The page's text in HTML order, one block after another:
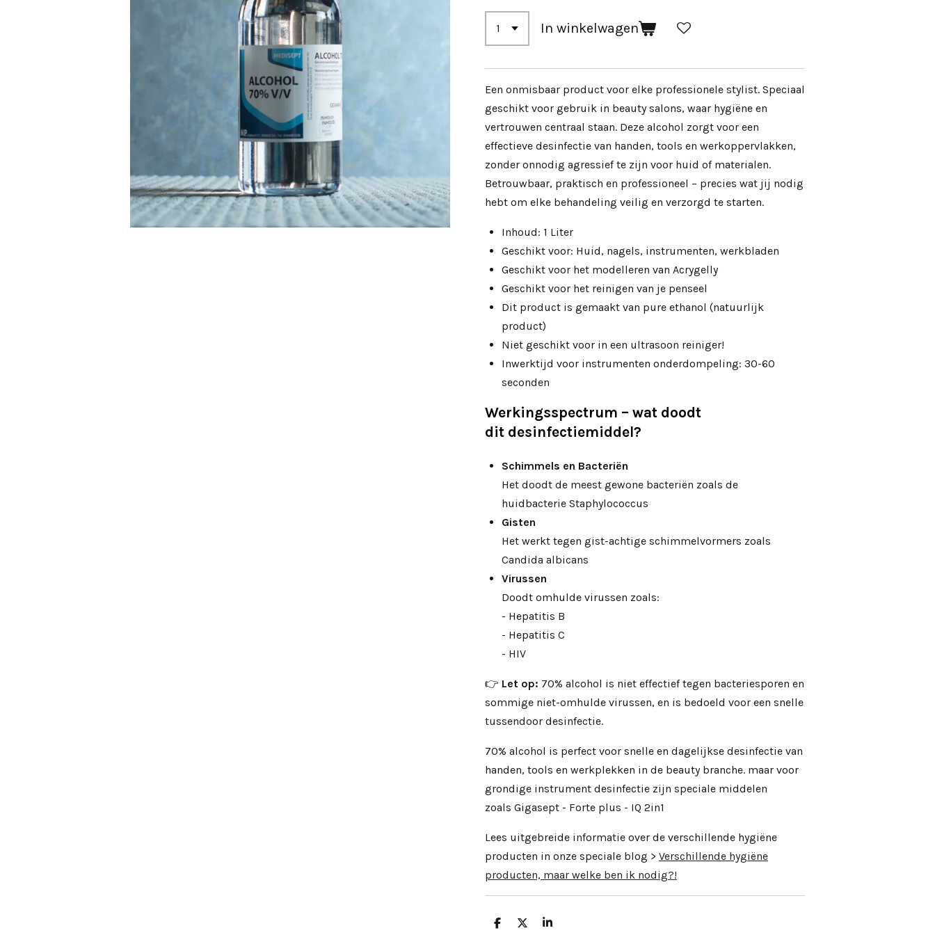
In winkelwagen
Een onmisbaar product voor elke professionele stylist. Speciaal
geschikt voor gebruik in beauty salons, waar hygiëne en
vertrouwen centraal staan. Deze alcohol zorgt voor een
effectieve desinfectie van handen, tools en werkoppervlakken,
zonder onnodig agressief te zijn voor huid of materialen.
Betrouwbaar, praktisch en professioneel – precies wat jij nodig
hebt om elke behandeling veilig en verzorgd te starten.
Inhoud: 1 Liter
Geschikt voor: Huid, nagels, instrumenten, werkbladen
Geschikt voor het modelleren van Acrygelly
Geschikt voor het reinigen van je penseel
Dit product is gemaakt van pure ethanol (natuurlijk
product)
Niet geschikt voor in een ultrasoon reiniger!
Inwerktijd voor instrumenten onderdompeling: 30-60
seconden
Werkingsspectrum – wat doodt
dit desinfectiemiddel?
Schimmels en Bacteriën
Het doodt de meest gewone bacteriën zoals de
huidbacterie Staphylococcus
Gisten
Het werkt tegen gist-achtige schimmelvormers zoals
Candida albicans
Virussen
Doodt omhulde virussen zoals:
- Hepatitis B
- Hepatitis C
- HIV
👉 Let op: 70% alcohol is niet effectief tegen bacteriesporen en
sommige niet-omhulde virussen, en is bedoeld voor een snelle
tussendoor desinfectie.
70% alcohol is perfect voor snelle en dagelijkse desinfectie van
handen, tools en werkplekken in de beauty branche. maar voor
grondige instrument desinfectie zijn speciale middelen
zoals Gigasept - Forte plus - IQ 2in1
Lees uitgebreide informatie over de verschillende hygiëne
producten in onze speciale blog > Verschillende hygiëne
producten, maar welke ben ik nodig?!
D
D
S